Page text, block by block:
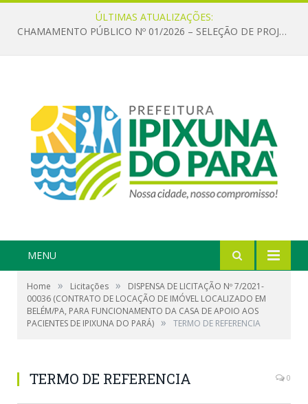
ÚLTIMAS ATUALIZAÇÕES:
CHAMAMENTO PÚBLICO Nº 01/2026 – SELEÇÃO DE PROJETOS PARA FIRMAR TERMO DE EXECUÇÃO CULTURAL COM RECURSOS DA POLÍTICA NACIONAL ALDIR BLANC DE FOMENTO À CULTURA – PNAB (LEI Nº 14.399/2022)
MENU
Home » Licitações »
DISPENSA DE LICITAÇÃO Nº 7/2021-
00036 (CONTRATO DE LOCAÇÃO DE IMÓVEL LOCALIZADO EM
BELÉM/PA, PARA FUNCIONAMENTO DA CASA DE APOIO AOS
PACIENTES DE IPIXUNA DO PARÁ) » TERMO DE REFERENCIA
TERMO DE REFERENCIA 0